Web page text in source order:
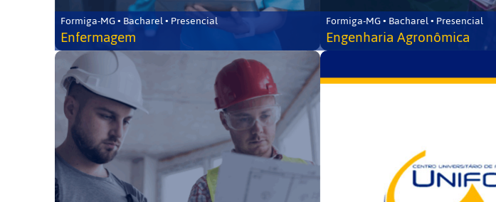
Formiga-MG • Bacharel • Presencial
Enfermagem
Formiga-MG • Bacharel • Presencial
Engenharia Agronômica